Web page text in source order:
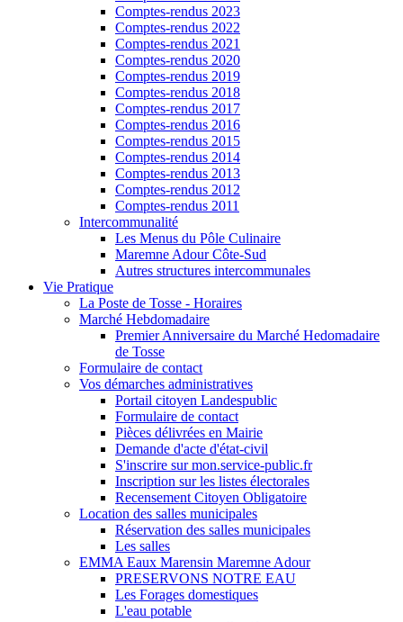
Comptes-rendus 2023
Comptes-rendus 2022
Comptes-rendus 2021
Comptes-rendus 2020
Comptes-rendus 2019
Comptes-rendus 2018
Comptes-rendus 2017
Comptes-rendus 2016
Comptes-rendus 2015
Comptes-rendus 2014
Comptes-rendus 2013
Comptes-rendus 2012
Comptes-rendus 2011
Intercommunalité
Les Menus du Pôle Culinaire
Maremne Adour Côte-Sud
Autres structures intercommunales
Vie Pratique
La Poste de Tosse - Horaires
Marché Hebdomadaire
Premier Anniversaire du Marché Hedomadaire
de Tosse
Formulaire de contact
Vos démarches administratives
Portail citoyen Landespublic
Formulaire de contact
Pièces délivrées en Mairie
Demande d'acte d'état-civil
S'inscrire sur mon.service-public.fr
Inscription sur les listes électorales
Recensement Citoyen Obligatoire
Location des salles municipales
Réservation des salles municipales
Les salles
EMMA Eaux Marensin Maremne Adour
PRESERVONS NOTRE EAU
Les Forages domestiques
L'eau potable